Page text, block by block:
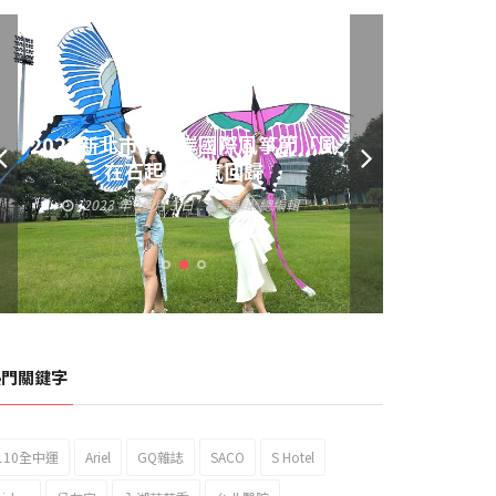
2023新北市北海岸國際風箏節「風
在石起」霸氣回歸
2023 年 10 月 3 日 編輯:總編輯
關鍵字
全中運 Ariel GQ雜誌 SACO S Hotel